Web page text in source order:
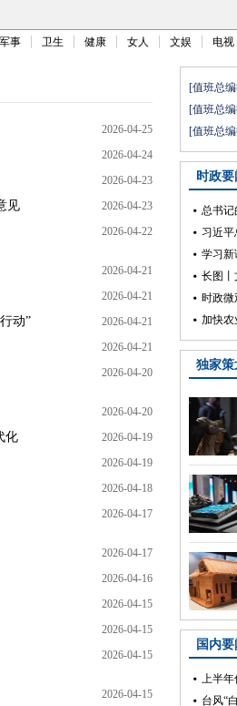
军事 卫生 健康 女人 文娱 电视
2026-04-25
2026-04-24
2026-04-23
见 2026-04-23
2026-04-22
2026-04-21
2026-04-21
动” 2026-04-21
2026-04-21
2026-04-20
2026-04-20
化 2026-04-19
2026-04-19
2026-04-18
2026-04-17
2026-04-17
2026-04-16
2026-04-15
2026-04-15
2026-04-15
2026-04-15